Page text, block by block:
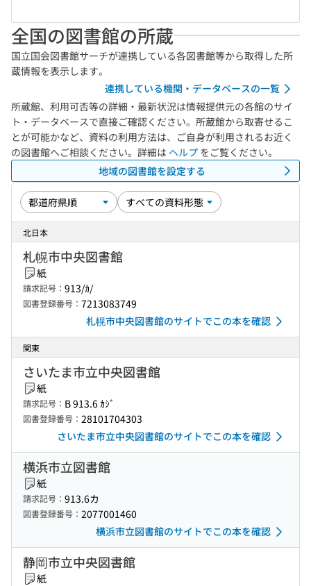
全国の図書館の所蔵
国立国会図書館サーチが連携している各図書館等から取得した所
蔵情報を表示します。
連携している機関・データベースの一覧
所蔵館、利用可否等の詳細・最新状況は情報提供元の各館のサイ
ト・データベースで直接ご確認ください。所蔵館から取寄せるこ
とが可能かなど、資料の利用方法は、ご自身が利用されるお近く
の図書館へご相談ください。詳細は ヘルプ をご覧ください。
地域の図書館を設定する
北日本
札幌市中央図書館
紙
請求記号： 913/ｶ/
図書登録番号： 7213083749
札幌市中央図書館のサイトでこの本を確認
関東
さいたま市立中央図書館
紙
請求記号： B 913.6 ｶｼﾞ
図書登録番号： 28101704303
さいたま市立中央図書館のサイトでこの本を確認
横浜市立図書館
紙
請求記号： 913.6カ
図書登録番号： 2077001460
横浜市立図書館のサイトでこの本を確認
静岡市立中央図書館
紙